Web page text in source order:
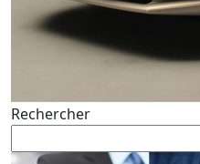
Rechercher